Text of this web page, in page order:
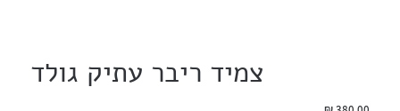
צמיד ריבר עתיק גולד
מחיר